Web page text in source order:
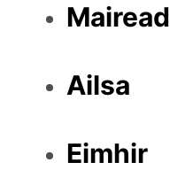
Mairead
Ailsa
Eimhir